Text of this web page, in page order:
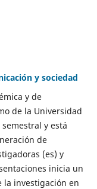
y sociedad
y de
de la Universidad
y está
de
(es) y
inicia un
la investigación en